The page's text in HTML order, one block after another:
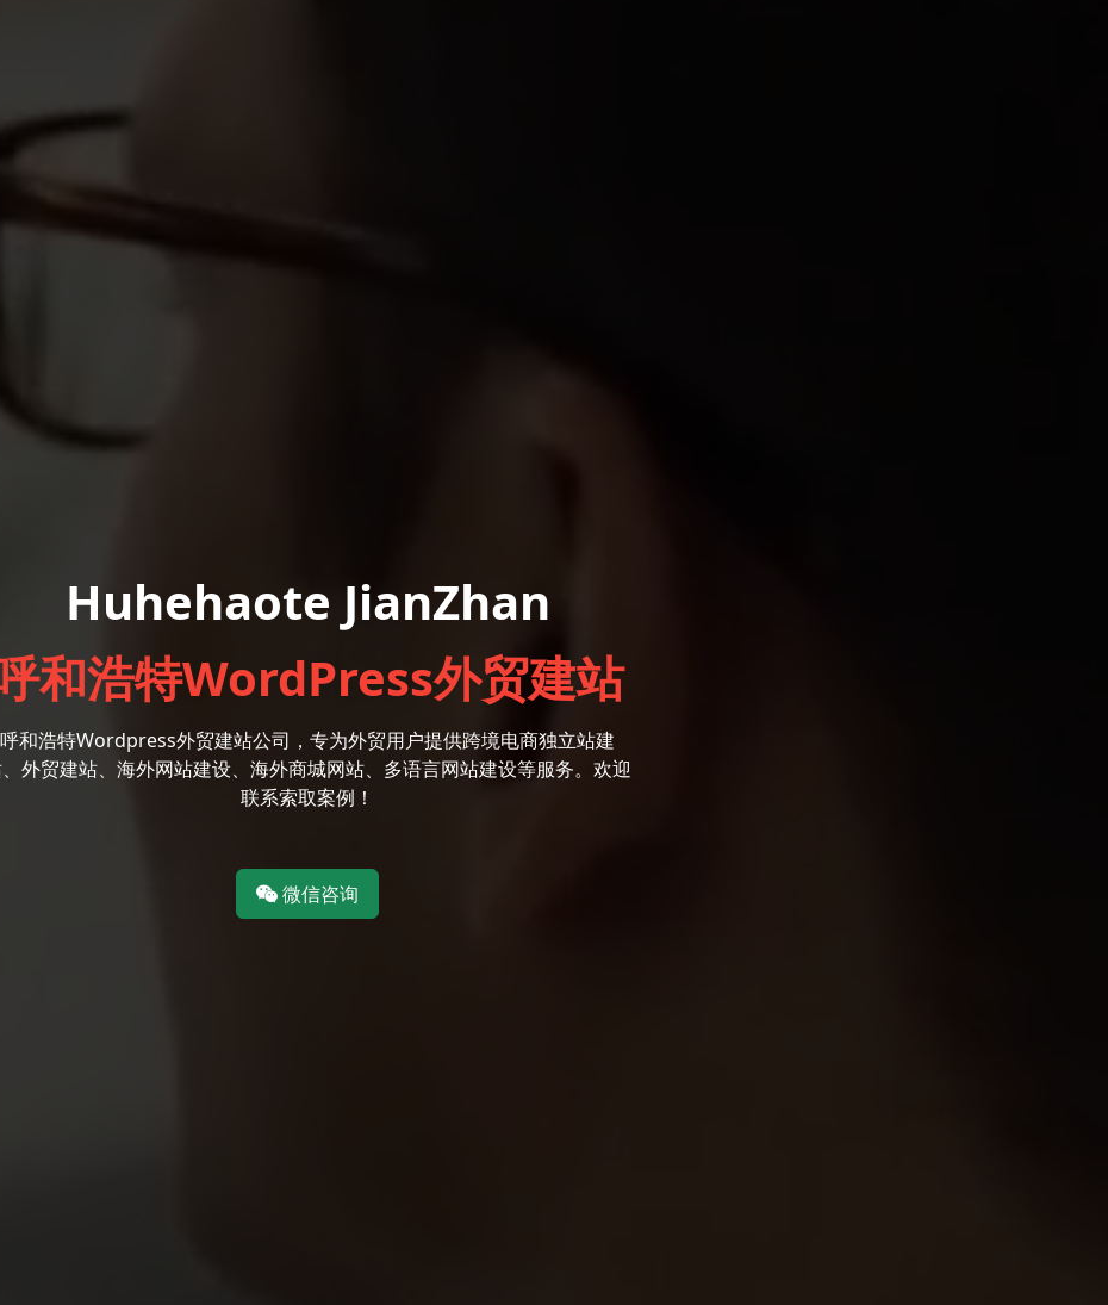
Huhehaote JianZhan
和浩特WordPress外贸建站
呼和浩特Wordpress外贸建站公司，专为外贸用户提供跨境电商独立站建
外贸建站、海外网站建设、海外商城网站、多语言网站建设等服务。欢迎
联系索取案例！
微信咨询